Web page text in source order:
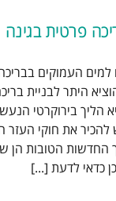
פרטית בגינה
העמוקים
היתר לבניית
הליך בירוקרטי
להכיר את חוקי העזר
החדשות הטובות הן
כדאי לדעת [...]